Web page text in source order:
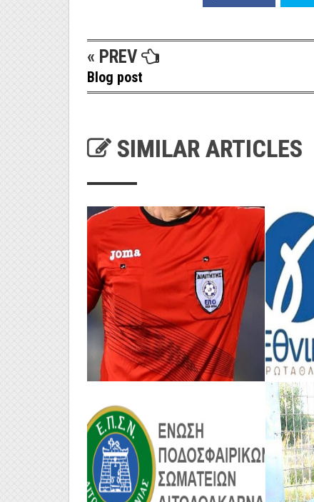
« PREV
Blog post
SIMILAR ARTICLES